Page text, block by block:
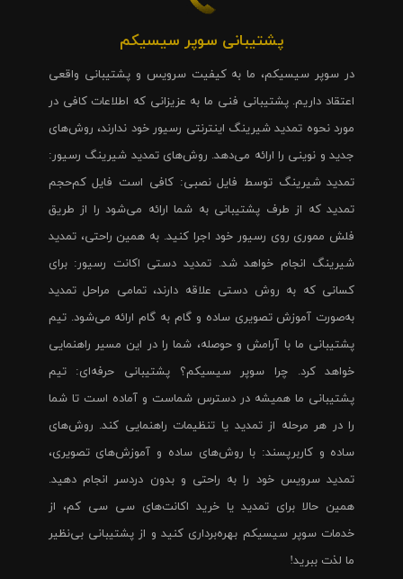
پشتیبانی سوپر سیسیکم
در سوپر سیسیکم، ما به کیفیت سرویس و پشتیبانی واقعی
اعتقاد داریم. پشتیبانی فنی ما به عزیزانی که اطلاعات کافی در
مورد نحوه تمدید شیرینگ اینترنتی رسیور خود ندارند، روش‌های
جدید و نوینی را ارائه می‌دهد. روش‌های تمدید شیرینگ رسیور:
تمدید شیرینگ توسط فایل نصبی: کافی است فایل کم‌حجم
تمدید که از طرف پشتیبانی به شما ارائه می‌شود را از طریق
فلش مموری روی رسیور خود اجرا کنید. به همین راحتی، تمدید
شیرینگ انجام خواهد شد. تمدید دستی اکانت رسیور: برای
کسانی که به روش دستی علاقه دارند، تمامی مراحل تمدید
به‌صورت آموزش تصویری ساده و گام به گام ارائه می‌شود. تیم
پشتیبانی ما با آرامش و حوصله، شما را در این مسیر راهنمایی
خواهد کرد. چرا سوپر سیسیکم؟ پشتیبانی حرفه‌ای: تیم
پشتیبانی ما همیشه در دسترس شماست و آماده است تا شما
را در هر مرحله از تمدید یا تنظیمات راهنمایی کند. روش‌های
ساده و کاربرپسند: با روش‌های ساده و آموزش‌های تصویری،
تمدید سرویس خود را به راحتی و بدون دردسر انجام دهید.
همین حالا برای تمدید یا خرید اکانت‌های سی سی کم، از
خدمات سوپر سیسیکم بهره‌برداری کنید و از پشتیبانی بی‌نظیر
ما لذت ببرید!